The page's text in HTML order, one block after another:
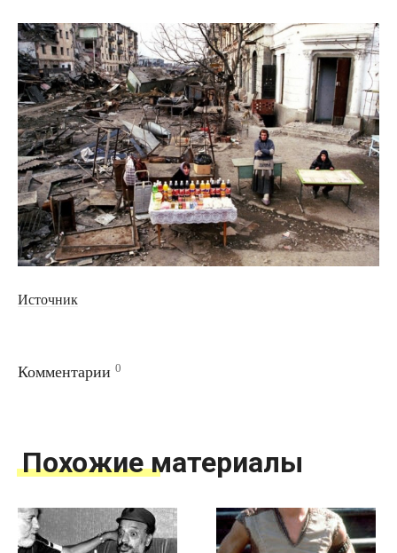
Источник
Комментарии 0
Похожие материалы